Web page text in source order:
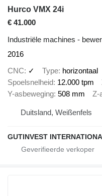
Hurco VMX 24i
€ 41.000
Industriële machines -
2016
CNC
✓ Type horizontaal
Spoelsnelheid 12.000 tpm
Y-asbeweging 508 mm Z-
Duitsland, Weißenfels
GUTINVEST